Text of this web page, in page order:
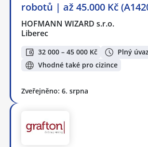
robotů | až 45.000 Kč
HOFMANN WIZARD s.r.o.
Liberec
32 000 – 45 000 Kč
Plný
Vhodné také pro cizince
Zveřejněno: 6. srpna